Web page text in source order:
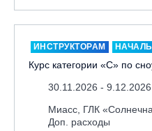
«Абзаково»
ИНСТРУКТОРАМ
Курс категории «С» по
30.11.2026 -
Миасс, ГЛК
Доп. расходы